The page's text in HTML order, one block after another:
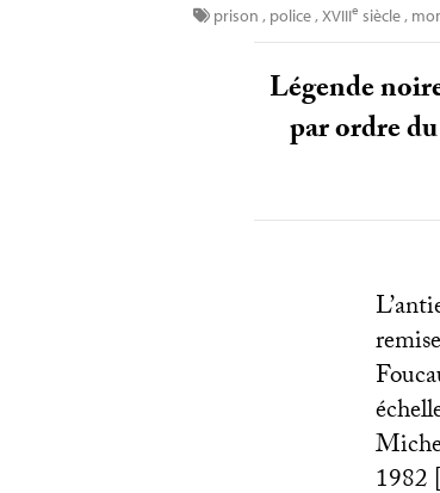
prison , police,XVIIIe siècle,
Légende
par ordre
1982